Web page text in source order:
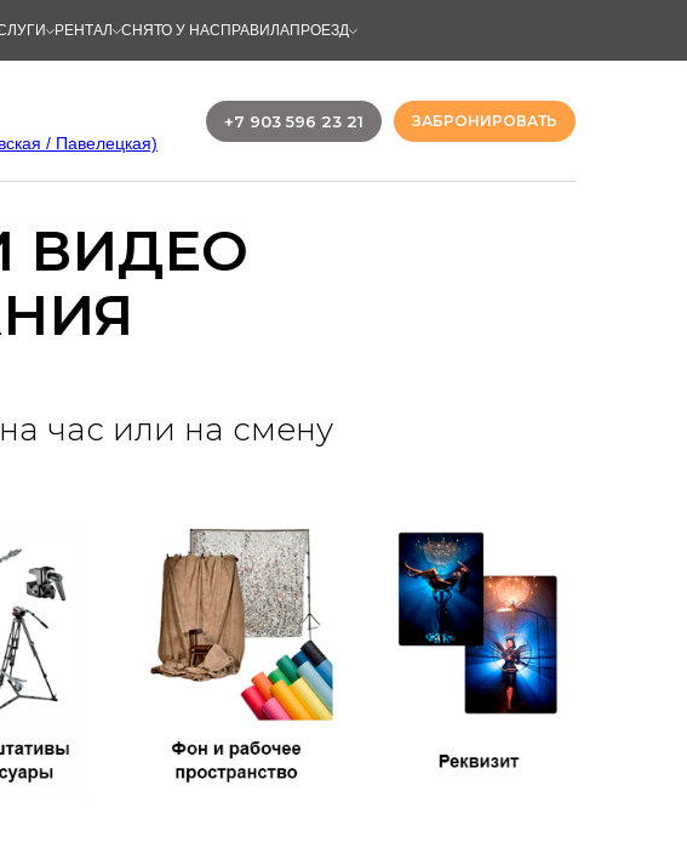
РЕНТАЛ СНЯТО У НАС ПРАВИЛАПРОЕЗД
/ Павелецкая)
+7 903 596 23 21 ЗАБРОНИРОВАТЬ
ВИДЕО
час или на смену